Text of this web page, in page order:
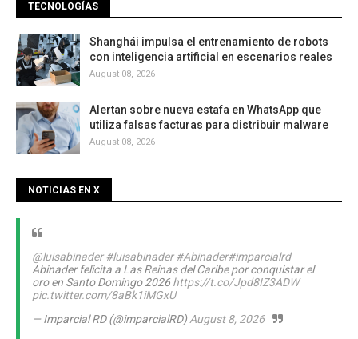
TECNOLOGÍAS
Shanghái impulsa el entrenamiento de robots
con inteligencia artificial en escenarios reales
August 08, 2026
Alertan sobre nueva estafa en WhatsApp que
utiliza falsas facturas para distribuir malware
August 08, 2026
NOTICIAS EN X
@luisabinader #luisabinader #Abinader#imparcialrd
Abinader felicita a Las Reinas del Caribe por conquistar el
oro en Santo Domingo 2026 https://t.co/Jpd8IZ3ADW
pic.twitter.com/8aBk1iMGxU
— Imparcial RD (@imparcialRD)August 8, 2026